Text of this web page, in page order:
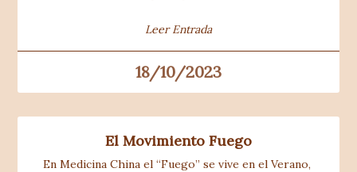
Leer Entrada
18/10/2023
El Movimiento Fuego
En Medicina China el “Fuego” se vive en el Verano,